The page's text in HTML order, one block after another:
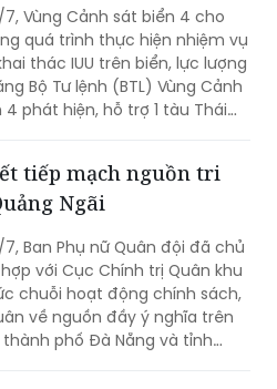
7, Vùng Cảnh sát biển 4 cho
quá trình thực hiện nhiệm vụ
thác IUU trên biển, lực lượng
Bộ Tư lệnh (BTL) Vùng Cảnh
4 phát hiện, hỗ trợ 1 tàu Thái
tiếp mạch nguồn tri
Ngãi
7, Ban Phụ nữ Quân đội đã chủ
với Cục Chính trị Quân khu
chuỗi hoạt động chính sách,
về nguồn đầy ý nghĩa trên
phố Đà Nẵng và tỉnh